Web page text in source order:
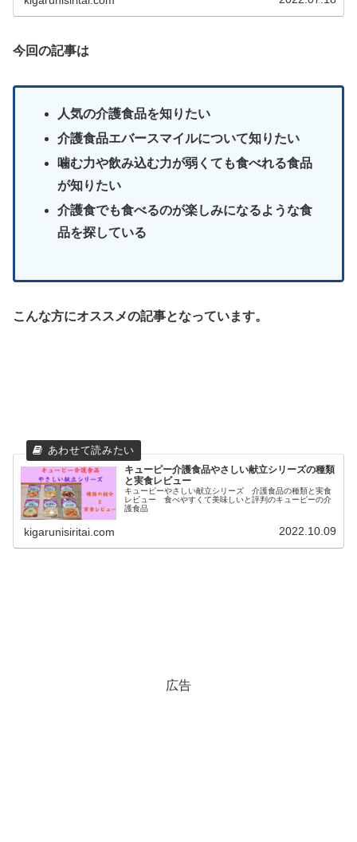
今回の記事は
人気の介護食品を知りたい
介護食品エバースマイルについて知りたい
噛む力や飲み込む力が弱くても食べれる食品
が知りたい
介護食でも食べるのが楽しみになるような食
品を探している
こんな方にオススメの記事となっています。
キューピー介護食品やさしい献立シリーズの種類
と実食レビュー
キューピーやさしい献立シリーズ 介護食品の種類と実食
レビュー 食べやすくて美味しいと評判のキューピーの介
護食品
kigarunisiritai.com 2022.10.09
広告